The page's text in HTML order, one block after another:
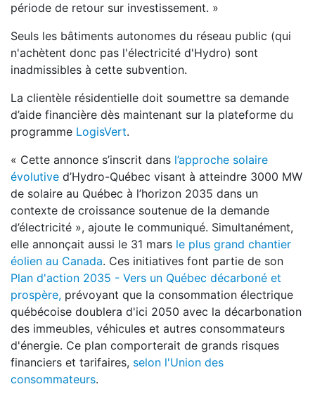
période de retour sur investissement. »
Seuls les bâtiments autonomes du réseau public (qui
n'achètent donc pas l'électricité d'Hydro) sont
inadmissibles à cette subvention.
La clientèle résidentielle doit soumettre sa demande
d’aide financière dès maintenant sur la plateforme du
programme LogisVert.
« Cette annonce s’inscrit dans l’approche solaire
évolutive d’Hydro-Québec visant à atteindre 3000 MW
de solaire au Québec à l’horizon 2035 dans un
contexte de croissance soutenue de la demande
d’électricité », ajoute le communiqué. Simultanément,
elle annonçait aussi le 31 mars le plus grand chantier
éolien au Canada. Ces initiatives font partie de son
Plan d'action 2035 - Vers un Québec décarboné et
prospère, prévoyant que la consommation électrique
québécoise doublera d'ici 2050 avec la décarbonation
des immeubles, véhicules et autres consommateurs
d'énergie. Ce plan comporterait de grands risques
financiers et tarifaires, selon l'Union des
consommateurs.